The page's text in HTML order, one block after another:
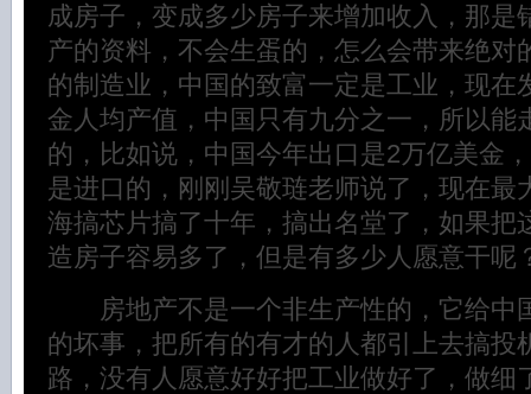
成房子，变成多少房子来增加收入，那是
产的资料，不会生蛋的，怎么会带来绝对
的制造业，中国的致富一定是工业，现在
金人均产值，中国只有九分之一，所以能
的，比如说，中国今年出口是2万亿美金
是进口的，刚刚吴敬琏老师说了，现在最
海搞芯片搞了十年，搞出名堂了，如果把
造房子容易多了，但是有多少人愿意干呢
房地产不是一个非生产性的，它给中
的坏事，把所有的有才的人都引上去搞投
路，没有人愿意好好把工业做好了，做细